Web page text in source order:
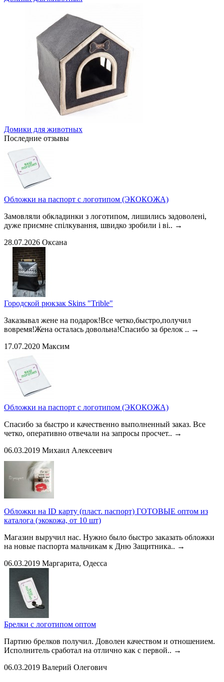
Домики для животных
Последние отзывы
Обложки на паспорт с логотипом (ЭКОКОЖА)
Замовляли обкладинки з логотипом, лишились задоволені,
дуже приємне спілкування, швидко зробили і ві.. →
28.07.2026 Оксана
Городской рюкзак Skins "Trible"
Заказывал жене на подарок!Все четко,быстро,получил
вовремя!Жена осталась довольна!Спасибо за брелок .. →
17.07.2020 Максим
Обложки на паспорт с логотипом (ЭКОКОЖА)
Спасибо за быстро и качественно выполненный заказ. Все
четко, оперативно отвечали на запросы просчет.. →
06.03.2019 Михаил Алексеевич
Обложки на ID карту (пласт. паспорт) ГОТОВЫЕ оптом из
каталога (экокожа, от 10 шт)
Магазин выручил нас. Нужно было быстро заказать обложки
на новые паспорта мальчикам к Дню Защитника.. →
06.03.2019 Маргарита, Одесса
Брелки с логотипом оптом
Партию брелков получил. Доволен качеством и отношением.
Исполнитель сработал на отлично как с первой.. →
06.03.2019 Валерий Олегович